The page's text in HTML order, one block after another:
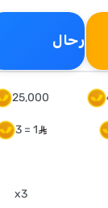
رحال
25,000
1 = 3
x3